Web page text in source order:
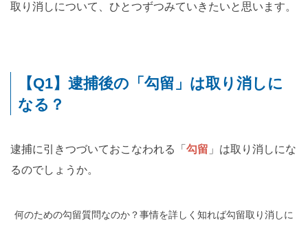
取り消しについて、ひとつずつみていきたいと思います。
【Q1】逮捕後の「勾留」は取り消しに
なる？
逮捕に引きつづいておこなわれる「 勾留 」は取り消しにな
るのでしょうか。
何のための勾留質問なのか？事情を詳しく知れば勾留取り消しに